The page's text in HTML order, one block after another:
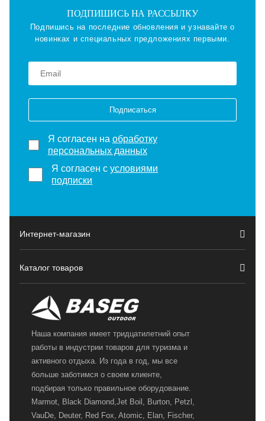
ПОДПИШИСЬ НА РАССЫЛКУ
Подпишись на последние обновления и узнавайте о
новинках и специальных предложениях первыми.
Подписаться
Я согласен на обработку
персональных данных
Я согласен сусловиями
подписки
Интернет-магазин
Каталог товаров
Наша компания имеет тридцатилетний опыт
работы в индустрии товаров для туризма и
активного отдыха. Из года в год, мы все
больше заботимся о своем клиенте,
подбирая только правильное оборудование.
Marmot, Black Diamond,Jet Boil, Burton, Petzl,
VauDe, Deuter, Red Fox, Atomic, Elan, Fischer,